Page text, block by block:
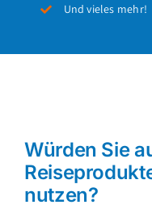
Und vieles mehr!
Würden Sie
nutzen?